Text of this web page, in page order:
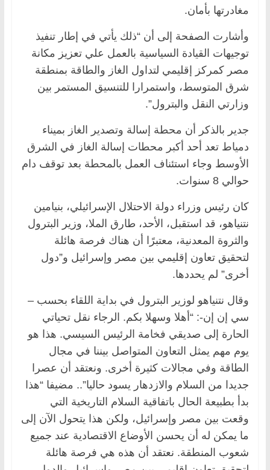
مغادرتها بأمان.
وأشارت الصفحة إلى أن “ذلك يأتي في إطار تنفيذ
توجيهات القيادة السياسية بالعمل علي تعزيز مكانة
مصر كمركز إقليمي لتداول الغاز والطاقة بمنطقة
شرق المتوسط، واستمرارا للتنسيق المستمر بين
وزارتي النقل والبترول”.
جدير بالذكر أن محطة إسالة وتصدير الغاز بميناء
دمياط تعد أحد أكبر محطات إسالة الغاز في الشرق
الأوسط وجاء استئناف العمل بالمحطة بعد توقف دام
حوالي 8 سنوات.
كان رئيس وزراء دولة الاحتلال الإسرائيلي، بنيامين
نتنياهو، قد استقبل، الأحد، طارق الملا، وزير البترول
والثروة المعدنية، معتبرًا أن هناك فرصة هائلة
لتحقيق تعاون إقليمي بين مصر وإسرائيل و”دول
أخرى” لم يحددها.
وقال نتنياهو لوزير البترول في بداية اللقاء بحسب –
سي إن إن-: “أهلا وسهلا بكم. الرجاء نقل تحياتي
الحارة إلى صديقي فخامة الرئيس السيسي. هذا هو
يوم مهم يمثل التعاون المتواصل بيننا في مجال
الطاقة وفي مجالات كثيرة أخرى. ونعتقد أن عصرا
جديدا من السلام والازدهار يسود حاليا”.. مضيفا “هذا
بدأ بطبيعة الحال باتفاقية السلام التاريخية التي
وقعت بين مصر وإسرائيل، ولكن هذا يتحول الآن إلى
ما يمكن له أن يحسن الأوضاع الاقتصادية عند جميع
شعوب المنطقة. نعتقد أن هذه هي فرصة هائلة